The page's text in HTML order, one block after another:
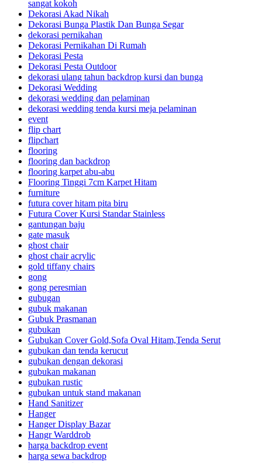
sangat kokoh
Dekorasi Akad Nikah
Dekorasi Bunga Plastik Dan Bunga Segar
dekorasi pernikahan
Dekorasi Pernikahan Di Rumah
Dekorasi Pesta
Dekorasi Pesta Outdoor
dekorasi ulang tahun backdrop kursi dan bunga
Dekorasi Wedding
dekorasi wedding dan pelaminan
dekorasi wedding tenda kursi meja pelaminan
event
flip chart
flipchart
flooring
flooring dan backdrop
flooring karpet abu-abu
Flooring Tinggi 7cm Karpet Hitam
furniture
futura cover hitam pita biru
Futura Cover Kursi Standar Stainless
gantungan baju
gate masuk
ghost chair
ghost chair acrylic
gold tiffany chairs
gong
gong peresmian
gubugan
gubuk makanan
Gubuk Prasmanan
gubukan
Gubukan Cover Gold,Sofa Oval Hitam,Tenda Serut
gubukan dan tenda kerucut
gubukan dengan dekorasi
gubukan makanan
gubukan rustic
gubukan untuk stand makanan
Hand Sanitizer
Hanger
Hanger Display Bazar
Hangr Warddrob
harga backdrop event
harga sewa backdrop